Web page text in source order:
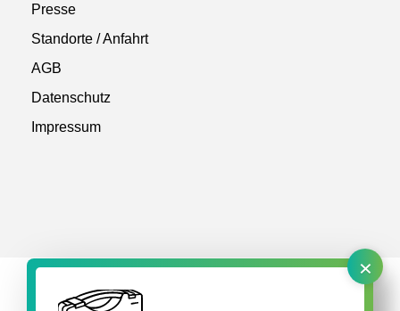
×
Presse
Standorte / Anfahrt
AGB
Datenschutz
Impressum